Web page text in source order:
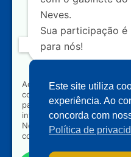
+55 (31) 3261-0121
+55 (31) 97150-0834
Nossas redes
Acompanhe o meu
Neves.
Sua participação
para nós!
Ao clicar para iniciar o
concorda que seus dados
para atendimento
informações referentes ao
Neves. Seus dados serão
compartilhados com
Este site utiliza
experiência. Ao
concorda com
Política de